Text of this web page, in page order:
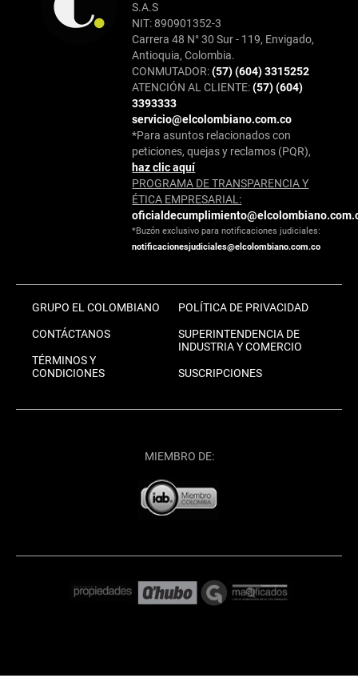
S.A.S
NIT: 890901352-3
Carrera 48 N° 30 Sur - 119, Envigado,
Antioquia, Colombia.
CONMUTADOR:(57) (604) 3315252
ATENCIÓN AL CLIENTE:(57) (604)
3393333
servicio@elcolombiano.com.co
*Para asuntos relacionados con
peticiones, quejas y reclamos (PQR),
haz clic aquí
PROGRAMA DE TRANSPARENCIA Y
ÉTICA EMPRESARIAL:
*Buzón exclusivo para notificaciones judiciales:
notificacionesjudiciales@elcolombiano.com.co
GRUPO EL COLOMBIANO
CONTÁCTANOS
TÉRMINOS Y
CONDICIONES
POLÍTICA DE PRIVACIDAD
SUPERINTENDENCIA DE
INDUSTRIA Y COMERCIO
SUSCRIPCIONES
MIEMBRO DE: